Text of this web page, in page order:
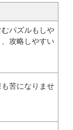
パズルもしや
攻略しやすい
苦になりませ